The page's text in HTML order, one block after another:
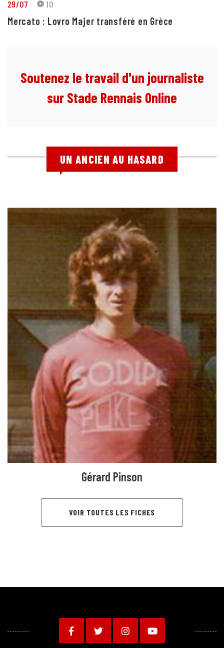
29/07 10
Mercato : Lovro Majer transféré en Grèce
Soutenez le travail d'un journaliste
sur Stade Rennais Online
UN ANCIEN AU HASARD
Gérard Pinson
VOIR TOUTES LES FICHES